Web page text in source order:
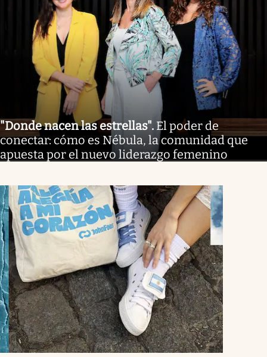
"Donde nacen las estrellas". El poder de
conectar: cómo es Nébula, la comunidad que
apuesta por el nuevo liderazgo femenino